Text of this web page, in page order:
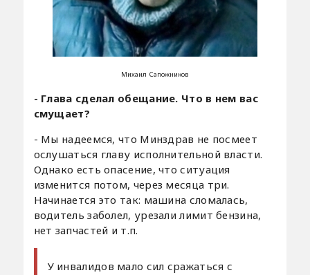
Михаил Сапожников
- Глава сделал обещание. Что в нем вас
смущает?
- Мы надеемся, что Минздрав не посмеет
ослушаться главу исполнительной власти.
Однако есть опасение, что ситуация
изменится потом, через месяца три.
Начинается это так: машина сломалась,
водитель заболел, урезали лимит бензина,
нет запчастей и т.п.
У инвалидов мало сил сражаться с